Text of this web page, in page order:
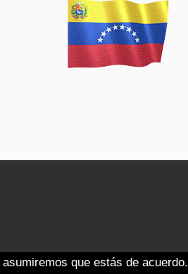
que estás de acuerdo.